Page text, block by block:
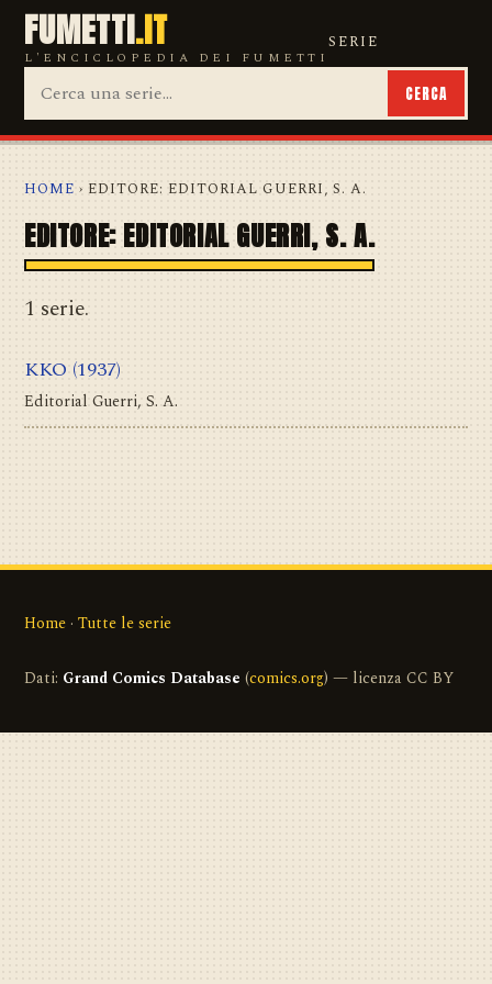
FUMETTI.IT
L'ENCICLOPEDIA DEI FUMETTI
SERIE
CERCA
HOME › EDITORE: EDITORIAL GUERRI, S. A.
EDITORE: EDITORIAL GUERRI, S. A.
1 serie.
KKO (1937)
Editorial Guerri, S. A.
Home · Tutte le serie
Dati: Grand Comics Database (comics.org) — licenza CC BY